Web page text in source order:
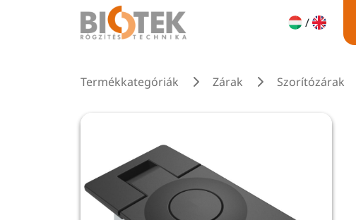
/
Termékkategóriák Zárak Szorítózárak